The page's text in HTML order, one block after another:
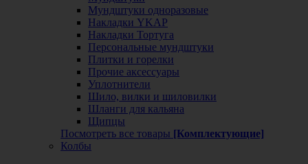
Мундштуки одноразовые
Накладки YKAP
Накладки Тортуга
Персональные мундштуки
Плитки и горелки
Прочие аксессуары
Уплотнители
Шило, вилки и шиловилки
Шланги для кальяна
Щипцы
Посмотреть все товары [Комплектующие]
Колбы